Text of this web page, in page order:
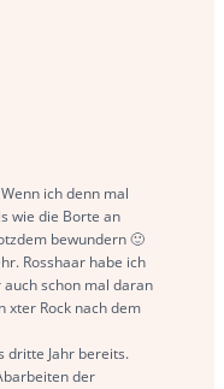
ich denn mal
wie die Borte an
bewundern 🙂
Rosshaar habe ich
schon mal daran
xter Rock nach dem
dritte Jahr bereits.
der